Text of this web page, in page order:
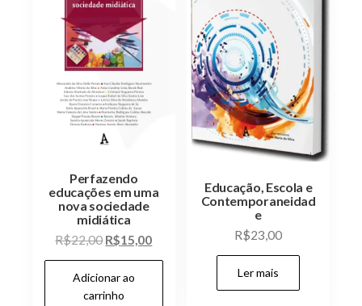
Perfazendo
educações em uma
nova sociedade
midiática
R$22,00 O
preço
original
era:
R$15,00O
preço
Adicionar ao
carrinho
Educação, Escola e
Contemporaneidad
e
R$23,00
Ler mais